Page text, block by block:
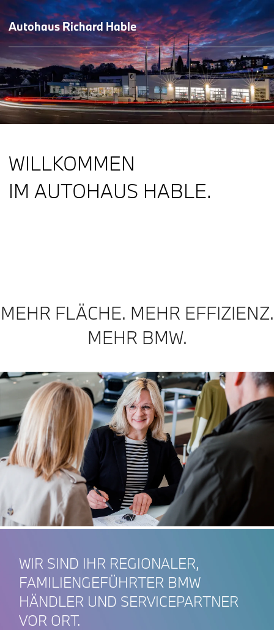
Autohaus Richard Hable
WILLKOMMEN
IM AUTOHAUS HABLE.
MEHR FLÄCHE. MEHR EFFIZIENZ.
MEHR BMW.
WIR SIND IHR REGIONALER,
FAMILIENGEFÜHRTER BMW
HÄNDLER UND SERVICEPARTNER
VOR ORT.